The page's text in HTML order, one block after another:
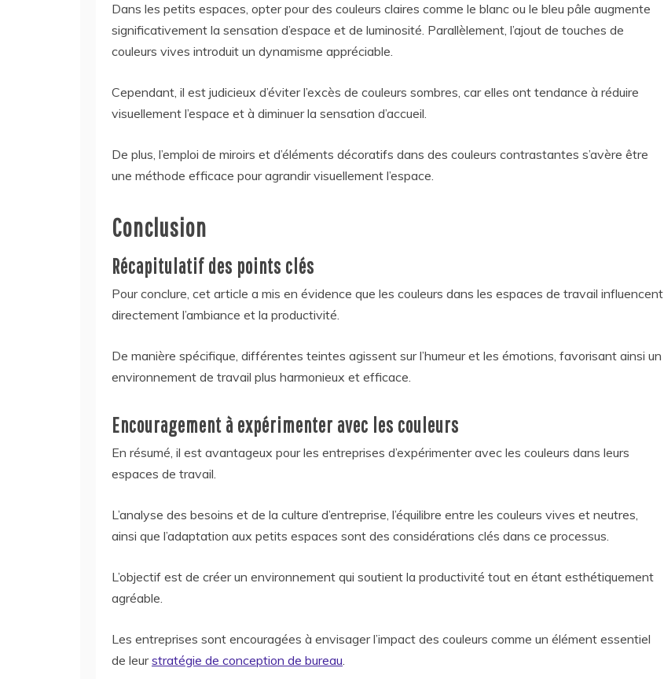
Dans les petits espaces, opter pour des couleurs claires comme le blanc ou le bleu pâle augmente
significativement la sensation d’espace et de luminosité. Parallèlement, l’ajout de touches de
couleurs vives introduit un dynamisme appréciable.
Cependant, il est judicieux d’éviter l’excès de couleurs sombres, car elles ont tendance à réduire
visuellement l’espace et à diminuer la sensation d’accueil.
De plus, l’emploi de miroirs et d’éléments décoratifs dans des couleurs contrastantes s’avère être
une méthode efficace pour agrandir visuellement l’espace.
Conclusion
Récapitulatif des points clés
Pour conclure, cet article a mis en évidence que les couleurs dans les espaces de travail influencent
directement l’ambiance et la productivité.
De manière spécifique, différentes teintes agissent sur l’humeur et les émotions, favorisant ainsi un
environnement de travail plus harmonieux et efficace.
Encouragement à expérimenter avec les couleurs
En résumé, il est avantageux pour les entreprises d’expérimenter avec les couleurs dans leurs
espaces de travail.
L’analyse des besoins et de la culture d’entreprise, l’équilibre entre les couleurs vives et neutres,
ainsi que l’adaptation aux petits espaces sont des considérations clés dans ce processus.
L’objectif est de créer un environnement qui soutient la productivité tout en étant esthétiquement
agréable.
Les entreprises sont encouragées à envisager l’impact des couleurs comme un élément essentiel
de leurstratégie de conception de bureau.